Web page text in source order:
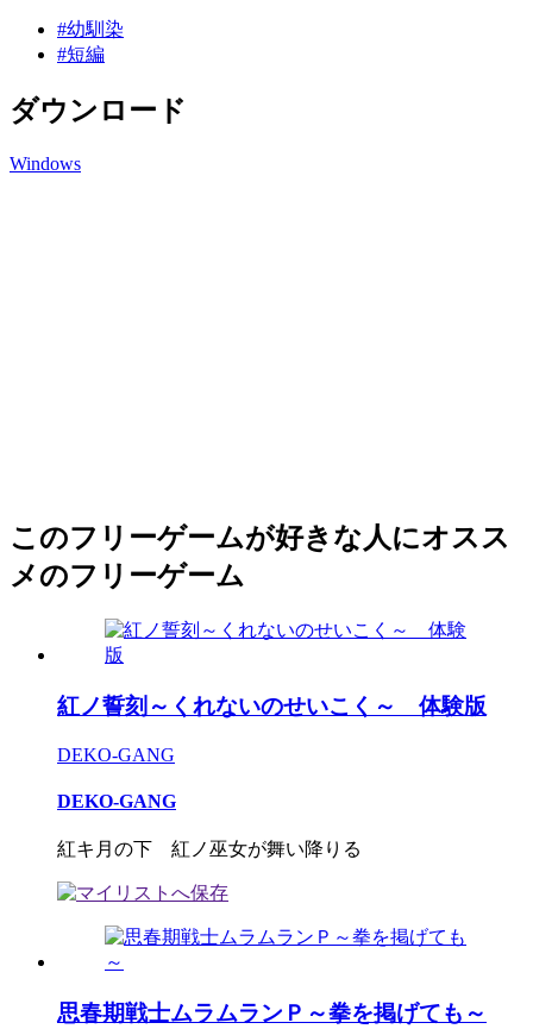
#幼馴染
#短編
ダウンロード
Windows
このフリーゲームが好きな人にオスス
メのフリーゲーム
紅ノ誓刻～くれないのせいこく～ 体験版
DEKO-GANG
DEKO-GANG
紅キ月の下 紅ノ巫女が舞い降りる
思春期戦士ムラムランＰ～拳を掲げても～